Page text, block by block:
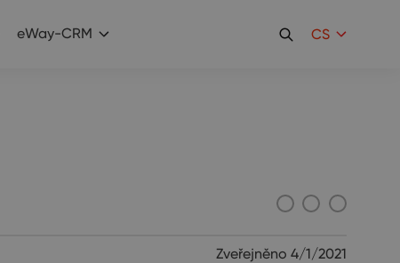
eWay-CRM CS
Zveřejněno 4/1/2021